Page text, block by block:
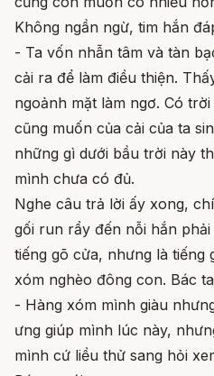
Không ngần ngừ, tim hắn
- Ta vốn nhẫn tâm và tàn
cải ra để làm điều thiện.
ngoảnh mặt làm ngơ. Có
cũng muốn của cải của ta
những gì dưới bầu trời này
mình chưa có đủ.
Nghe câu trả lời ấy xong,
gối run rẩy đến nỗi hắn
tiếng gõ cửa, nhưng là tiếng
xóm nghèo đông con. Bác
- Hàng xóm mình giàu
ưng giúp mình lúc này,
mình cứ liều thử sang hỏi